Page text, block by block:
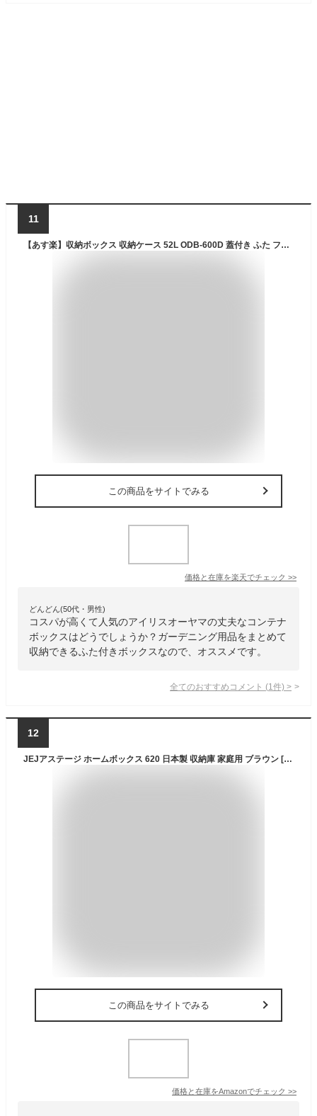
11
【あす楽】収納ボックス 収納ケース 52L ODB-600D 蓋付き ふた フタ コンテナボックス 屋外 コンテナ おしゃれ レジャー 収納 キャンプ DIY アウトドア 収納BOX 工具収納 ツールボックス 小物収納 ガーデニング
この商品をサイトでみる
価格と在庫を楽天でチェック >>
どんどん(50代・男性)
コスパが高くて人気のアイリスオーヤマの丈夫なコンテナ
ボックスはどうでしょうか？ガーデニング用品をまとめて
収納できるふた付きボックスなので、オススメです。
全てのおすすめコメント (1 件) >
12
JEJアステージ ホームボックス 620 日本製 収納庫 家庭用 ブラウン [幅62×奥行44×高さ44.5cm]
この商品をサイトでみる
価格と在庫をAmazonでチェック >>